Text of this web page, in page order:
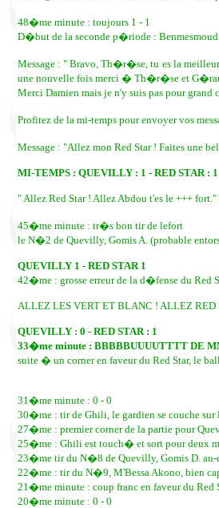
48�me minute : toujours 1 - 1
D�but de la seconde p�riode :
Message : " Bravo, Th�r�se, tu es la
une nouvelle fois merci � Th�r�se et
Merci Damien mais je n'y suis pas pour
Profitez de la mi-temps pour envoyer vos
Message : "Allez mon Red Star ! Faites une
MI-TEMPS : QUEVILLY : 1 - RED STAR : 1
" Allez Red Star ! Allez Abdou t'es le +++ fort."
45�me minute : tr�s bon tir de lefort
le N�2 de Quevilly, Gomis A. (probable
QUEVILLY 1 - RED STAR 1
42�me : grosse erreur de la d�fense du Red
ALLEZ LES VERT ET BLANC ! ALLEZ RED
QUEVILLY : 0 - RED STAR : 1
33�me minute : BBBBBUUUUTTTT DE
suite � un corner en faveur du Red Star, le
31�me minute : 0 - 0
30�me : tir de Ghili, le gardien se couche sur
27�me : premier corner de la partie pour
25�me : Ghili est touch� et sort pour deux
23�me tir du N�8 de Quevilly, Gomis D. au-
22�me : tir du N�9, M'Bessa Akono, bien
21�me minute : coup franc en faveur du
20�me minute : 0 - 0